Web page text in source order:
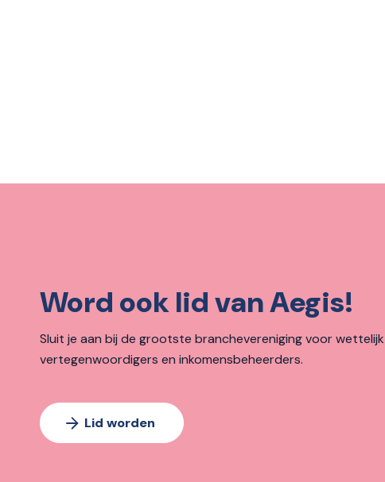
Word ook lid van Aegis!
Sluit je aan bij de grootste branchevereniging voor wettelijk
vertegenwoordigers en inkomensbeheerders.
Lid worden